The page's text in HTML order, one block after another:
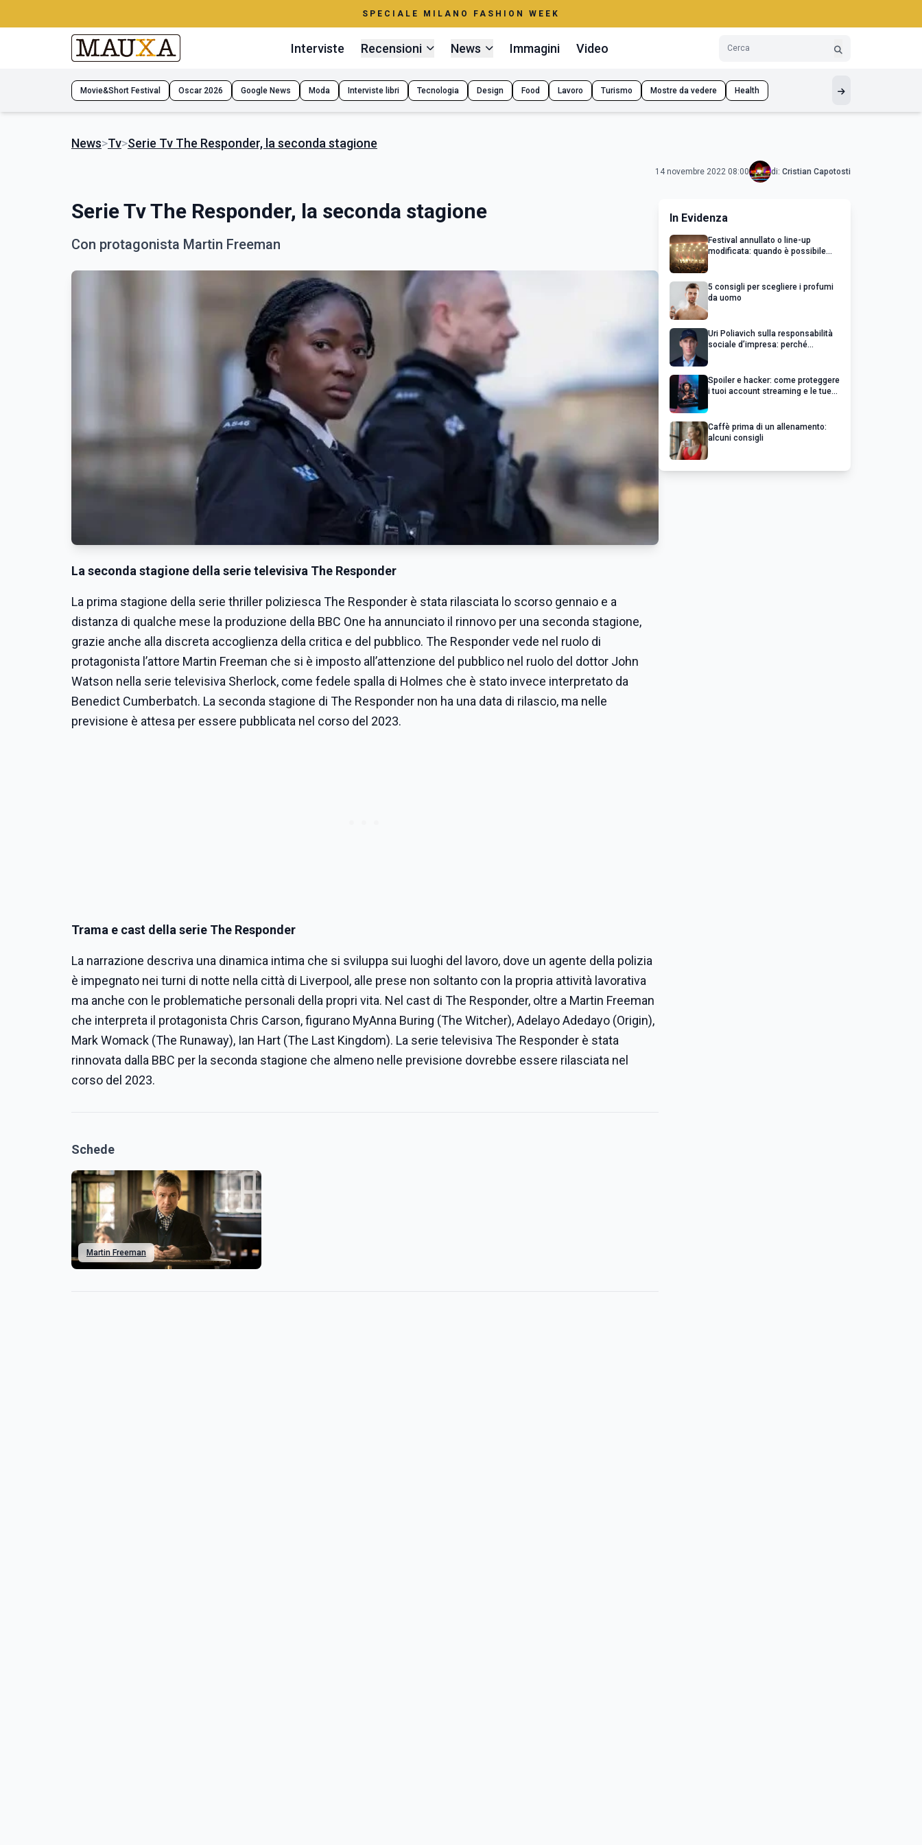
SPECIALE MILANO FASHION WEEK
Interviste Recensioni News Immagini Video
Movie&Short Festival Oscar 2026 Google News Moda Interviste libri Tecnologia Design Food Lavoro Turismo Mostre da vedere Health
News>Tv>Serie Tv The Responder, la seconda stagione
14 novembre 2022 08:00 di: Cristian Capotosti
Serie Tv The Responder, la seconda stagione
Con protagonista Martin Freeman
La seconda stagione della serie televisiva The Responder
La prima stagione della serie thriller poliziesca The Responder è stata rilasciata lo scorso gennaio e a
distanza di qualche mese la produzione della BBC One ha annunciato il rinnovo per una seconda stagione,
grazie anche alla discreta accoglienza della critica e del pubblico. The Responder vede nel ruolo di
protagonista l’attore Martin Freeman che si è imposto all’attenzione del pubblico nel ruolo del dottor John
Watson nella serie televisiva Sherlock, come fedele spalla di Holmes che è stato invece interpretato da
Benedict Cumberbatch. La seconda stagione di The Responder non ha una data di rilascio, ma nelle
previsione è attesa per essere pubblicata nel corso del 2023.
Trama e cast della serie The Responder
La narrazione descriva una dinamica intima che si sviluppa sui luoghi del lavoro, dove un agente della polizia
è impegnato nei turni di notte nella città di Liverpool, alle prese non soltanto con la propria attività lavorativa
ma anche con le problematiche personali della propri vita. Nel cast di The Responder, oltre a Martin Freeman
che interpreta il protagonista Chris Carson, figurano MyAnna Buring (The Witcher), Adelayo Adedayo (Origin),
Mark Womack (The Runaway), Ian Hart (The Last Kingdom). La serie televisiva The Responder è stata
rinnovata dalla BBC per la seconda stagione che almeno nelle previsione dovrebbe essere rilasciata nel
corso del 2023.
Schede
Martin Freeman
In Evidenza
Festival annullato o line-up
modificata: quando è possibile
5 consigli per scegliere i profumi
da uomo
Uri Poliavich sulla responsabilità
sociale d’impresa: perché
Spoiler e hacker: come proteggere
i tuoi account streaming e le tue
Caffè prima di un allenamento:
alcuni consigli